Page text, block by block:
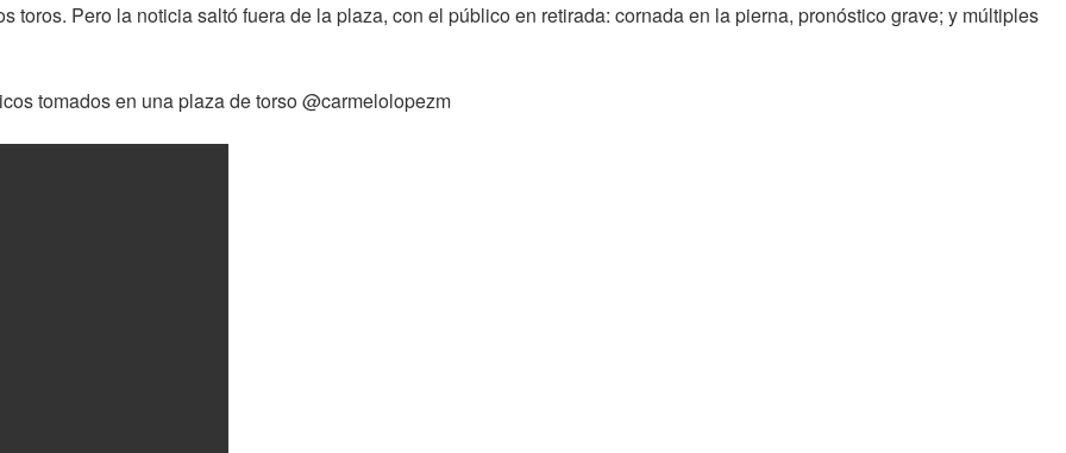
toros. Pero la noticia saltó fuera de la plaza, con el público en retirada: cornada en la pierna, pronóstico grave; y múltiples
tomados en una plaza de torso @carmelolopezm